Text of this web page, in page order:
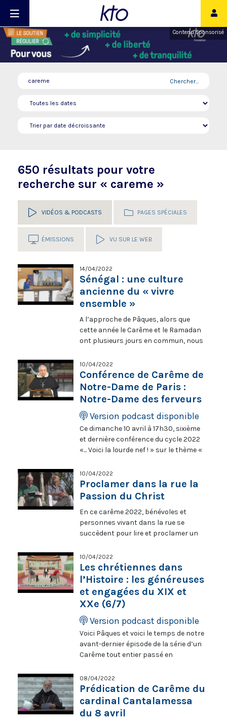
Contenu sponsorisé
Chercher...
650 résultats pour votre
recherche sur « careme »
VIDÉOS & PODCASTS PAGES SPÉCIALES
ÉMISSIONS VU SUR LE WEB
14/04/2022
Sénégal : une culture
ancienne du « vivre
ensemble »
A l’approche de Pâques, alors que
cette année le Carême et le Ramadan
ont plusieurs jours en commun, nous
pays de la « Teranga », de l’hospitalité,
connu pour sa bonne cohabitation
malgré les différences ethniques et
religieuses. Le Sénégal fait-il figure
d’exception en Afrique de l’Ouest,
région frappée par des violences
extrémistes récurrentes ? On a posé
la question au Frère dominicain
sénégalais Pierre-Marie Niang.
10/04/2022
Conférence de Carême de
Notre-Dame de Paris :
Notre-Dame des ferveurs
Version podcast disponible
Ce dimanche 10 avril à 17h30, sixième
et dernière conférence du cycle 2022
«... Voici la lourde nef ! » sur le thème «
Jean-Louis Bruguès, o.p., archevêque
et évêque émérite d’Angers. « La mort
et la beauté [sont] deux soeurs
(Victor Hugo). Notre-Dame témoigne
de cette proximité-là : que de grandes
figures fauchées, que de misères
conversions ! On salue en elle le
refuge des pécheurs et la santé des
malades - même en ces temps
d’épidémie - ; on vénère la reine des
peuples et la mère de tous. Nous qui
affrontons l’obscurité et la tempête,
nous ne manquons pas de scruter les
astres pour nous guider : Marie, étoile
de l’espérance.
10/04/2022
Proclamer dans la rue la
Passion du Christ
En ce carême 2022, bénévoles et
personnes vivant dans la rue se
succèdent pour lire et proclamer un
Aujourd’hui : Proclamer dans la rue la
Passion du Christ (Extraits de Lc 23,
13 à 49). En partenariat avec Aux
captifs, la libération, retrouvez
chaque dimanche pendant le Carême
un épisode de la série « Proclamer
l’Évangile dans la rue ».
10/04/2022
Les chrétiennes dans
l’Histoire : les généreuses
et engagées du XIX et
XXe (6/7)
Version podcast disponible
Voici Pâques et voici le temps de notre
avant-dernier épisode de la série d’un
Carême tout entier passé en
Cette semaine la Foi prise au mot
revient sur ces femmes qui ont
marqué par leur générosité : les mère
Teresa, Madeleine Delbrêl, Soeur
Emmanuelle, Geneviève Anthonioz-De
08/04/2022
Prédication de Carême du
cardinal Cantalamessa
du 8 avril